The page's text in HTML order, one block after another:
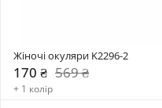
Жіночі окуляри K2296-2
170 ₴ 569 ₴
+ 1 колір